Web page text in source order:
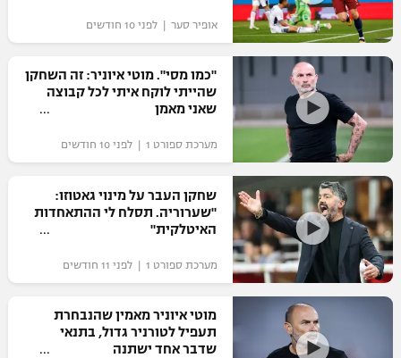
"מחצית בשכונה" – פודקאסט
משתתפים וזוכים בפרסים
תקנון משתתפים וזוכים בפרסים
תקנון עבור פעילות אלקטרה
תקנון עבור פעילות ספורט 1 – "מרלן"
טניס
גיימינג E-Sports
תנאי שימוש
מדיניות פרטיות
אופניים
ספורט מוטורי
כדורמים
פוטבול אמריקאי NFL
בייסבול MLB
ספורט אתגרי ואקסטרים
אומנויות לחימה
אופיר סער | לפני 10 חודשים
"כמו מסי". מוטי איוניר: זה השחקן
שהייתי לוקח איתי לכל קבוצה
שאני מאמן
מערכת ספורט 1 | לפני 10 חודשים
שחקן העבר על מינוי גאטוזו:
"שערוריה. תסלח לי ההתאחדות
האיטלקית"
מערכת ספורט 1 | לפני 11 חודשים
מוטי איוניר מאמין שהנבחרת
תעפיל לטורניר גדול, בתנאי
שדבר אחד ישתנה